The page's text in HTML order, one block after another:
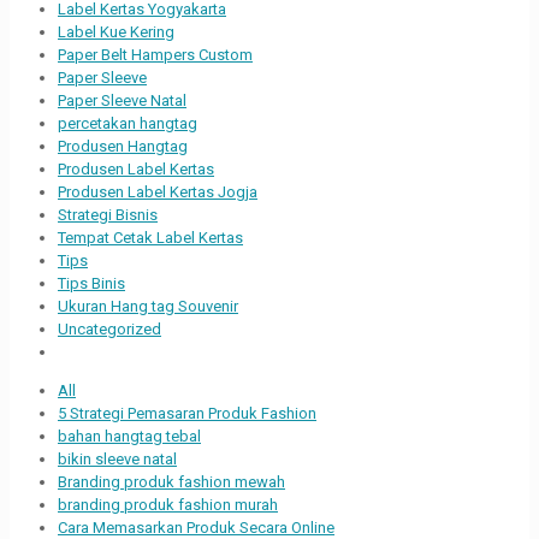
Label Kertas Yogyakarta
Label Kue Kering
Paper Belt Hampers Custom
Paper Sleeve
Paper Sleeve Natal
percetakan hangtag
Produsen Hangtag
Produsen Label Kertas
Produsen Label Kertas Jogja
Strategi Bisnis
Tempat Cetak Label Kertas
Tips
Tips Binis
Ukuran Hang tag Souvenir
Uncategorized
All
5 Strategi Pemasaran Produk Fashion
bahan hangtag tebal
bikin sleeve natal
Branding produk fashion mewah
branding produk fashion murah
Cara Memasarkan Produk Secara Online